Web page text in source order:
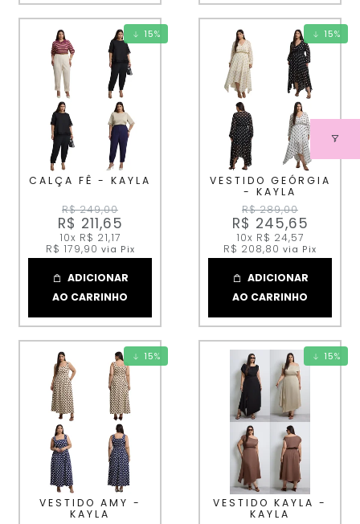
15%
CALÇA FÊ - KAYLA
R$ 249,00
R$ 211,65
10x R$ 21,17
R$ 179,90 via Pix
ADICIONAR
AO CARRINHO
15%
VESTIDO GEÓRGIA
- KAYLA
R$ 289,00
R$ 245,65
10x R$ 24,57
R$ 208,80 via Pix
ADICIONAR
AO CARRINHO
15%
VESTIDO AMY -
KAYLA
15%
VESTIDO KAYLA -
KAYLA